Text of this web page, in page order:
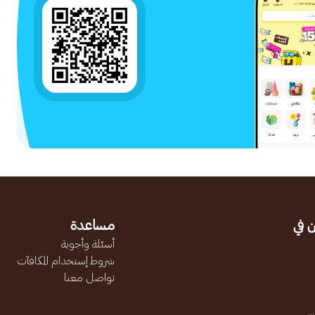
في مساعدة
أسئلة وأجوبة
شروط إستخدام المكافآت
تواصل معنا